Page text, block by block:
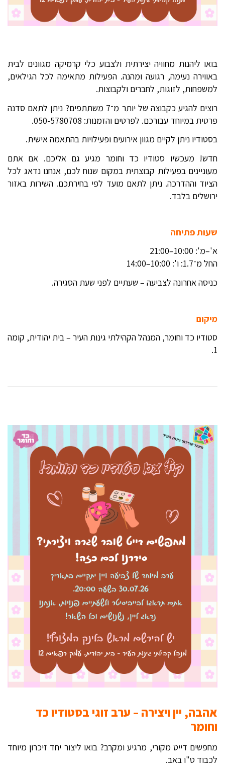
בואו ליהנות מחוויה יצירתית ולצבוע כלי קרמיקה מגוונים לבית
באווירה נעימה, רגועה ומהנה. הפעילות מתאימה לכל הגילאים,
למשפחות, לזוגות, לחברים ולקבוצות.
רוצים להגיע כקבוצה של יותר מ־7 משתתפים? ניתן לתאם סדנה
פרטית במיוחד עבורכם. לפרטים והזמנות: 050-5780708.
בסטודיו ניתן לקיים מגוון אירועים ופעילויות בהתאמה אישית.
חדש! מעכשיו סטודיו כד וחומר מגיע גם אליכם. אם אתם
מעוניינים בפעילות קבוצתית במקום שנוח לכם, אנחנו נדאג לכל
הציוד וההדרכה. ניתן לתאם מועד לפי בחירתכם. השירות באזור
ירושלים בלבד.
שעות פתיחה
א'–מ': 10:00–21:00
החל מ־1.7: ו': 10:00–14:00
כניסה אחרונה לצביעה – שעתיים לפני שעת הסגירה.
מיקום
סטודיו כד וחומר, המנהל הקהילתי גינות העיר – בית יהודית, קומה
1.
אהבה, יין ויצירה – ערב זוגי בסטודיו כד
וחומר
מחפשים דייט מקורי, מרגיע ומקרב? בואו ליצור יחד זיכרון מיוחד
לכבוד ט"ו באב.